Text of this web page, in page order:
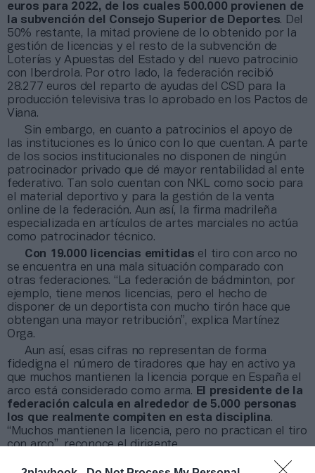
euros para 2022, de los cuales 500.000 provienen de
la subvención del Consejo Superior de Deportes. Del
50% restante, la mitad proviene de lo obtenido por la
gestión de licencias y el resto de la subvención de
Loterías y Apuestas del Estado y del nuevo patrocinio
con Iberdrola. Por otro lado, la federación recibió
28.277 euros del reparto de ayudas del CSD para la
producción televisiva tras lo aprobado en los Pactos de
Viana.
Sin embargo, en cuanto a patrocinios el apoyo de
las instituciones es lo único con lo que cuentan. A parte
de los socios institucionales no disponen de ningún
patrocinador privado que dé mayor rentabilidad al ente
federativo. Tan solo cuentan con NKL como socio para
el material deportivo y para la gestión de la venta
online de la federación. Aun así, la firma madrileña
especializada en artículos de artes marciales no actúa
como patrocinador técnico.
Con 19.000 licencias emitidas el tiro con arco no
se encuentra en una mala situación comparado con
otras federaciones. “La federación de bádminton, por
ejemplo, tiene menos licencias, pero el hecho de
disponer de un deportista con mucho tirón hace que
obtengan una mayor retribución”, explica Martínez
Orga.
Aun así, esas cifras no representan de forma
fidedigna el número de tiradores que hay en activo ya
que muchos mantienen la licencia porque en España el
arco está considerado como arma. El presidente de la
federación calcula en alrededor de 5.000 personas
los que realmente compiten en esta disciplina.
“Muchos mantienen la licencia, pero no practican el tiro
con arco”, reconoce el dirigente.